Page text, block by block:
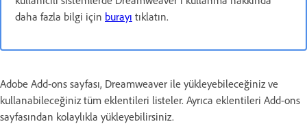
daha fazla bilgi için burayı tıklatın.
Adobe Add-ons sayfası, Dreamweaver ile yükleyebileceğiniz ve
kullanabileceğiniz tüm eklentileri listeler. Ayrıca eklentileri Add-ons
sayfasından kolaylıkla yükleyebilirsiniz.